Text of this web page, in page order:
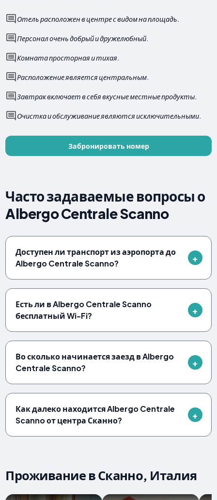
Отель расположен в центре с видом на площадь.
Персонал очень добрый и дружелюбный.
Комната просторная и тихая.
Расположение является центральным.
Завтрак включает в себя вкусные местные продукты.
Очистка и обслуживание являются исключительными.
Забронировать номер
Часто задаваемые вопросы о
Albergo Centrale Scanno
Доступен ли транспорт из аэропорта до
Albergo Centrale Scanno?
Есть ли в Albergo Centrale Scanno
бесплатный Wi-Fi?
Во сколько начинается заезд в Albergo
Centrale Scanno?
Как далеко находится Albergo Centrale
Scanno от центра Сканно?
Проживание в Сканно, Италия